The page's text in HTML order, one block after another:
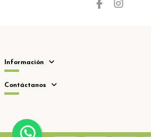
Información
Contáctanos